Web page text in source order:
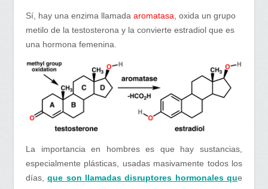
Sí, hay una enzima llamada aromatasa , oxida un grupo
metilo de la testosterona y la convierte estradiol que es
una hormona femenina.
La importancia en hombres es que hay sustancias,
especialmente plásticas, usadas masivamente todos los
días,que son llamadas disruptores hormonales que